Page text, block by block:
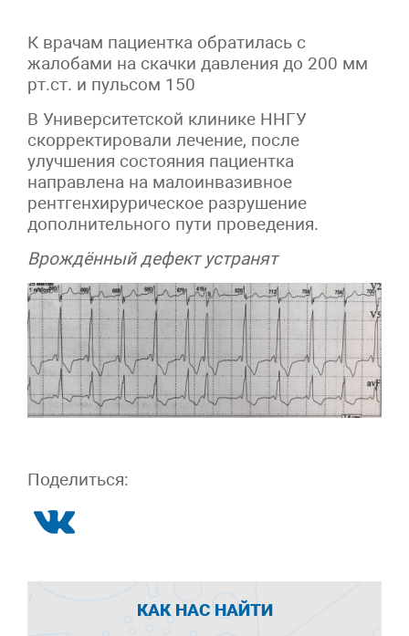
К врачам пациентка обратилась с
жалобами на скачки давления до 200 мм
рт.ст. и пульсом 150
В Университетской клинике ННГУ
скорректировали лечение, после
улучшения состояния пациентка
направлена на малоинвазивное
рентгенхирурическое разрушение
дополнительного пути проведения.
Врождённый дефект устранят
Поделиться:
КАК НАС НАЙТИ